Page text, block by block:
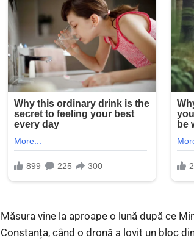
Măsura vine la aproape o lună după ce
Constanța, când o dronă a lovit un bloc